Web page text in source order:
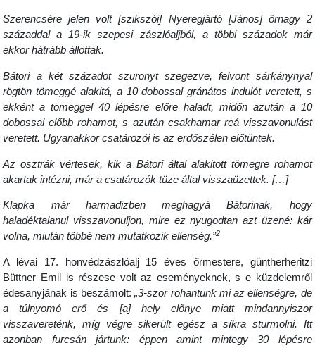
Szerencsére jelen volt [szikszói] Nyeregjártó [János] őrnagy 2
századdal a 19-ik szepesi zászlóaljból, a többi századok már
ekkor hátrább állottak.
Bátori a két századot szuronyt szegezve, felvont sárkánynyal
rögtön tömeggé alakitá, a 10 dobossal gránátos indulót veretett, s
ekként a tömeggel 40 lépésre előre haladt, midőn azután a 10
dobossal előbb rohamot, s azután csakhamar reá visszavonulást
veretett. Ugyanakkor csatározói is az erdőszélen előtüntek.
Az osztrák vértesek, kik a Bátori által alakitott tömegre rohamot
akartak intézni, már a csatározók tüze által visszaüzettek. […]
Klapka már harmadizben meghagyá Bátorinak, hogy
haladéktalanul visszavonuljon, mire ez nyugodtan azt üzené: kár
volna, miután többé nem mutatkozik ellenség.”2
A lévai 17. honvédzászlóalj 15 éves őrmestere, güntherheritzi
Büttner Emil is részese volt az eseményeknek, s e küzdelemről
édesanyjának is beszámolt:„3-szor rohantunk mi az ellenségre, de
a túlnyomó erő és [a] hely előnye miatt mindannyiszor
visszavereténk, míg végre sikerült egész a síkra sturmolni. Itt
azonban furcsán jártunk: éppen amint mintegy 30 lépésre